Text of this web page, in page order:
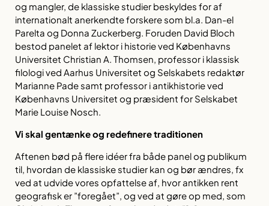
og mangler, de klassiske studier beskyldes for af
internationalt anerkendte forskere som bl.a. Dan-el
Parelta og Donna Zuckerberg. Foruden David Bloch
bestod panelet af lektor i historie ved Københavns
Universitet Christian A. Thomsen, professor i klassisk
filologi ved Aarhus Universitet og Selskabets redaktør
Marianne Pade samt professor i antikhistorie ved
Københavns Universitet og præsident for Selskabet
Marie Louise Nosch.
Vi skal gentænke og redefinere traditionen
Aftenen bød på flere idéer fra både panel og publikum
til, hvordan de klassiske studier kan og bør ændres, fx
ved at udvide vores opfattelse af, hvor antikken rent
geografisk er ”foregået”, og ved at gøre op med, som